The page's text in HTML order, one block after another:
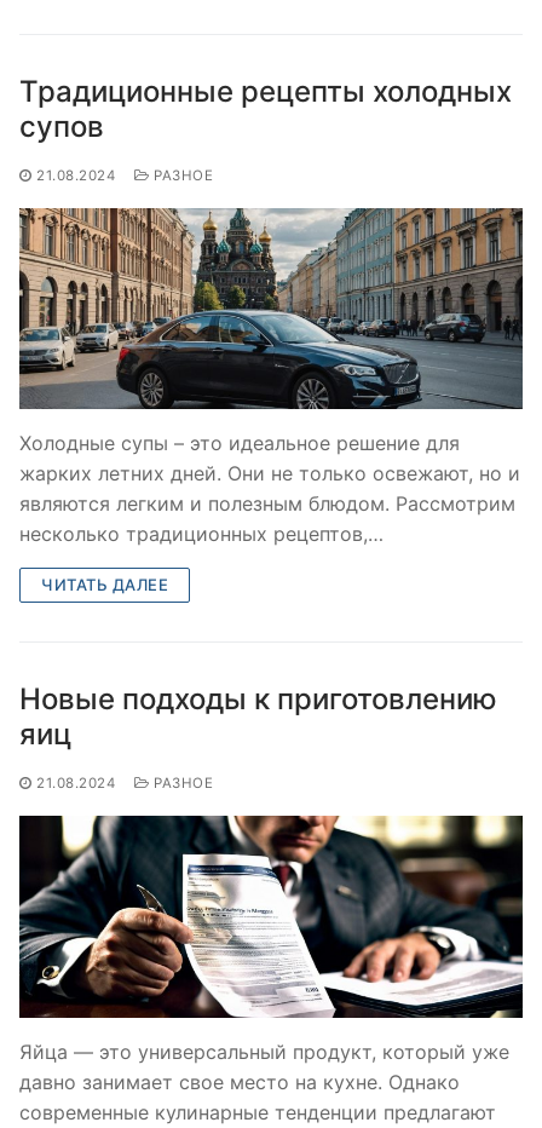
Традиционные рецепты холодных
супов
21.08.2024 РАЗНОЕ
Холодные супы – это идеальное решение для
жарких летних дней. Они не только освежают, но и
являются легким и полезным блюдом. Рассмотрим
несколько традиционных рецептов,…
ЧИТАТЬ ДАЛЕЕ
Новые подходы к приготовлению
яиц
21.08.2024 РАЗНОЕ
Яйца — это универсальный продукт, который уже
давно занимает свое место на кухне. Однако
современные кулинарные тенденции предлагают